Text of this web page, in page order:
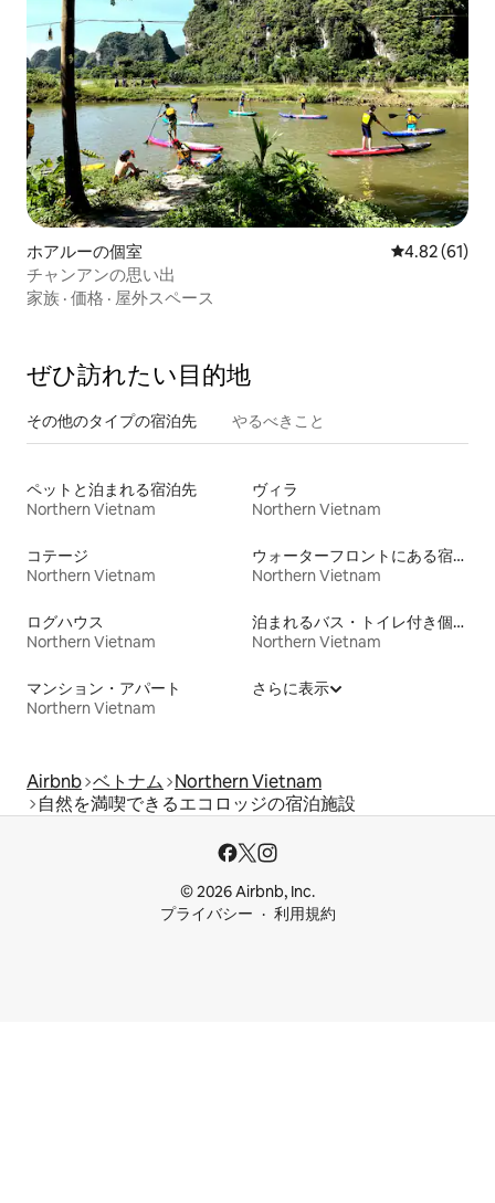
ホアルーの個室 レビュー61
4.82 (61)
チャンアンの思い出
家族 · 価格 · 屋外スペース
ぜひ訪⁠れ⁠た⁠い目⁠的⁠地
その他のタ⁠イ⁠プ⁠の宿⁠泊⁠先 やるべきこと
ペットと泊まれる宿泊先
Northern Vietnam
ヴィラ
Northern Vietnam
コテージ
Northern Vietnam
ウォーターフロントにある宿泊施設
Northern Vietnam
ログハウス
Northern Vietnam
泊まれるバス・トイレ付き個室
Northern Vietnam
マンション・アパート
Northern Vietnam
さらに表示
Airbnb ベトナム Northern Vietnam
自然を満喫できるエコロッジの宿泊施設
© 2026 Airbnb, Inc.
プライバシー
利用規約